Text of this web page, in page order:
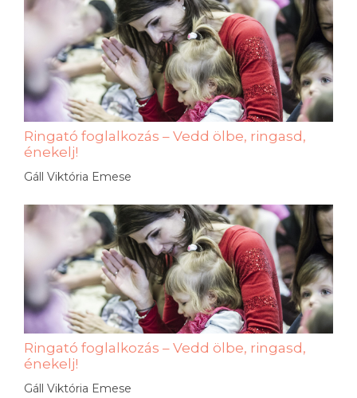
Ringató foglalkozás – Vedd ölbe, ringasd,
énekelj!
Gáll Viktória Emese
Ringató foglalkozás – Vedd ölbe, ringasd,
énekelj!
Gáll Viktória Emese